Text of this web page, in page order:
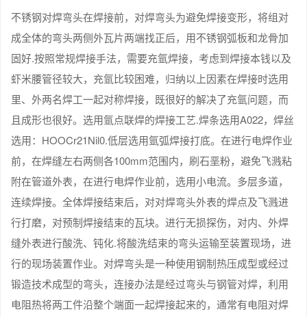
不锈钢对焊弯头在焊接前，对焊弯头为避免焊接变形，将组对
成全体的弯头两侧外瓦片两端找正后，用不锈钢弧板和龙骨加
固好.按照常规焊接手法，需要充氩焊接，考虑到焊接本钱以及
虾米腰管径较大，充氩比较困难，归纳以上因素在焊接时选用
里、外两名焊工一起对称焊接，既很好的解决了充氩问题，而
且成形也很好。选用氩点联焊的焊接工艺.焊条选用A022，焊丝
选用：HOOCr21Nil0.低层选用氩弧焊接打底。在进行电焊作业
前，在焊缝左右两侧各100mm范围内，刷石垩粉，避免飞溅粘
附在管道外表，在进行电焊作业前，选用小电流。多层多道，
连续焊接。全体焊接结束后，对对焊弯头外表的焊点及飞溅进
行打磨，对预制焊接结束的瓦块。进行无损探伤，对内、外焊
缝外表进行酸洗、钝化.将酸洗结束的弯头运输至装置现场，进
行的现场装置作业。对焊弯头是一种使用钢制热压成型或经过
锻造技术成型的弯头，连接办法是经过弯头与钢管对焊，利用
电阻热将两工件沿整个端面一起焊接起来的，通常有电阻对焊